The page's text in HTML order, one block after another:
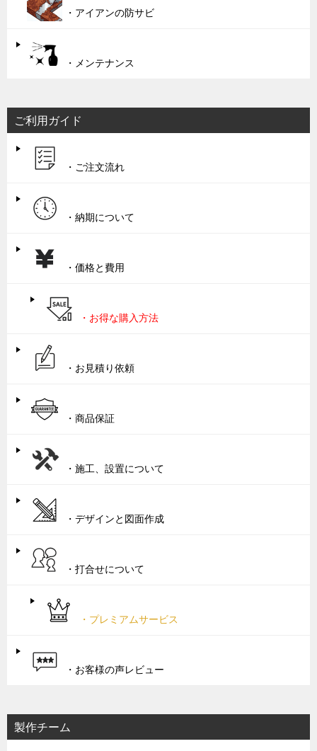
・アイアンの防サビ
・メンテナンス
ご利用ガイド
・ご注文流れ
・納期について
・価格と費用
・お得な購入方法
・お見積り依頼
・商品保証
・施工、設置について
・デザインと図面作成
・打合せについて
・プレミアムサービス
・お客様の声レビュー
製作チーム